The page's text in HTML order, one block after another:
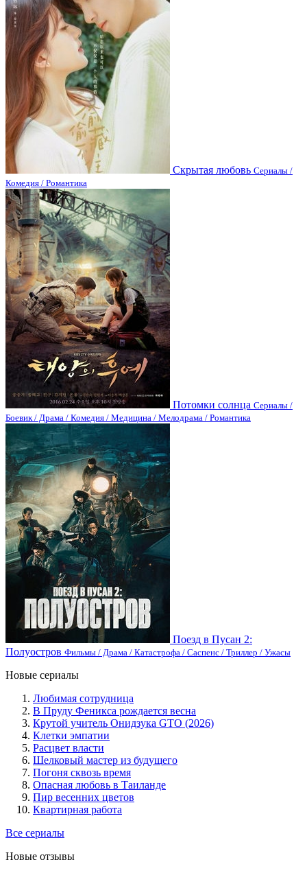
Скрытая любовь Сериалы /
Комедия / Романтика
Потомки солнца Сериалы /
Боевик / Драма / Комедия / Медицина / Мелодрама / Романтика
Поезд в Пусан 2:
Полуостров Фильмы / Драма / Катастрофа / Саспенс / Триллер / Ужасы
Новые сериалы
Любимая сотрудница
В Пруду Феникса рождается весна
Крутой учитель Онидзука GTO (2026)
Клетки эмпатии
Расцвет власти
Шелковый мастер из будущего
Погоня сквозь время
Опасная любовь в Таиланде
Пир весенних цветов
Квартирная работа
Все сериалы
Новые отзывы